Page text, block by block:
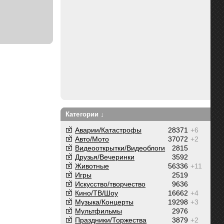
Категории ↓
+6
28371
Аварии/Катастрофы
+2
37072
Авто/Мото
2815
Видеооткрытки/Видеоблоги
3592
Друзья/Вечеринки
+11
56336
Животные
2519
Игры
9636
Искусство/творчество
+4
16662
Кино/ТВ/Шоу
+3
19298
Музыка/Концерты
2976
Мультфильмы
+2
3879
Праздники/Торжества